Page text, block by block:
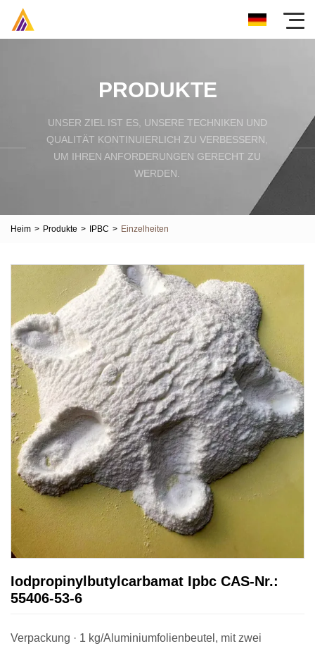
PRODUKTE
UNSER ZIEL IST ES, UNSERE TECHNIKEN UND
QUALITÄT KONTINUIERLICH ZU VERBESSERN,
UM IHREN ANFORDERUNGEN GERECHT ZU
WERDEN.
Heim > Produkte > IPBC > Einzelheiten
Iodpropinylbutylcarbamat Ipbc CAS-Nr.:
55406-53-6
Verpackung · 1 kg/Aluminiumfolienbeutel, mit zwei